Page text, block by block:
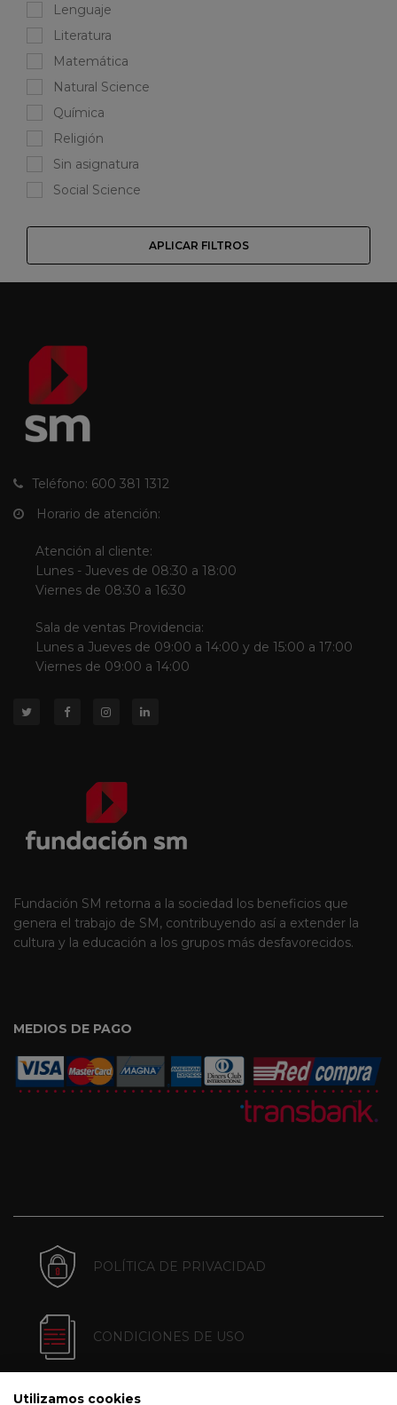
Lenguaje
Literatura
Matemática
Natural Science
Química
Religión
Sin asignatura
Social Science
APLICAR FILTROS
Teléfono: 600 381 1312
Horario de atención:
Atención al cliente:
Lunes - Jueves de 08:30 a 18:00
Viernes de 08:30 a 16:30
Sala de ventas Providencia:
Lunes a Jueves de 09:00 a 14:00 y de 15:00 a 17:00
Viernes de 09:00 a 14:00
Fundación SM retorna a la sociedad los beneficios que
genera el trabajo de SM, contribuyendo así a extender la
cultura y la educación a los grupos más desfavorecidos.
MEDIOS DE PAGO
POLÍTICA DE PRIVACIDAD
CONDICIONES DE USO
Utilizamos cookies